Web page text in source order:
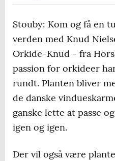
Stouby: Kom og få en
verden med Knud
Orkide-Knud - fra
passion for orkideer
rundt. Planten bliver
de danske
ganske lette at passe
igen og igen.
Der vil også være